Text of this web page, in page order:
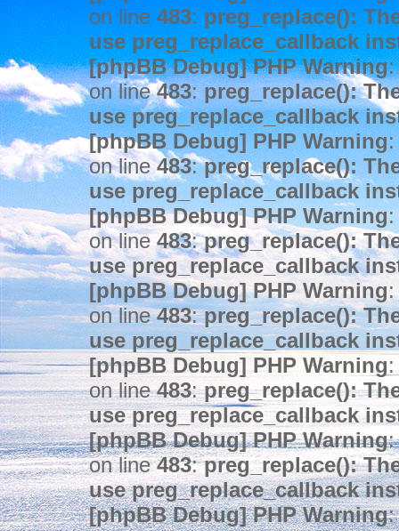
on line 483: preg_replace():
use preg_replace_callback
[phpBB Debug] PHP Warning:
on line483: preg_replace():
use preg_replace_callback
[phpBB Debug] PHP Warning
on line483:preg_replace():
use preg_replace_callback
[phpBB Debug] PHP Warning
on line483:preg_replace():
use preg_replace_callback
[phpBB Debug] PHP Warning
on line483:preg_replace():
use preg_replace_callback
[phpBB Debug] PHP Warning
on line483:preg_replace():
use preg_replace_callback
[phpBB Debug] PHP Warning:
on line483:preg_replace():
use preg_replace_callback
[phpBB Debug] PHP Warning: